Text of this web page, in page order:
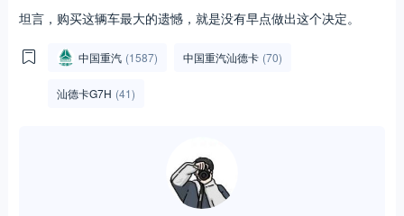
坦言，购买这辆车最大的遗憾，就是没有早点做出这个决定。
中国重汽 (1587) 中国重汽汕德卡 (70)
汕德卡G7H (41)